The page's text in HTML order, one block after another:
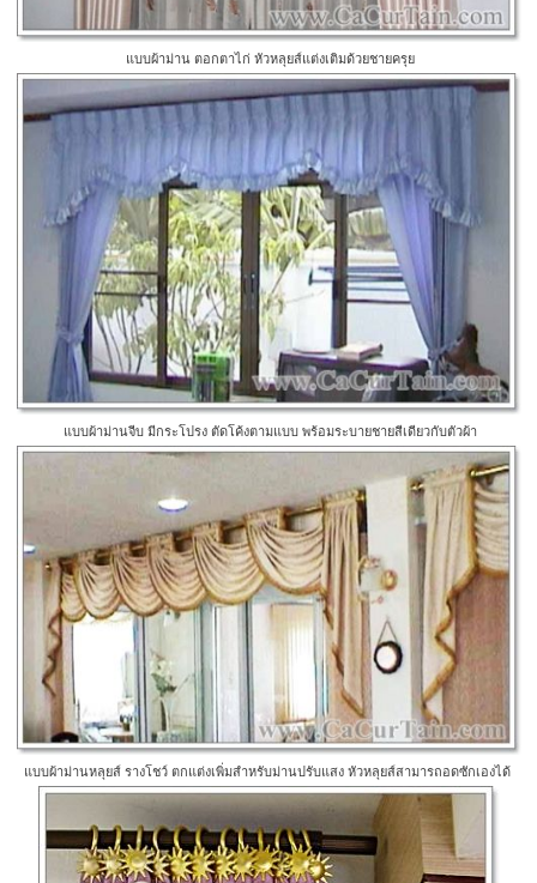
แบบผ้าม่าน ตอกตาไก่ หัวหลุยส์แต่งเติมด้วยชายครุย
แบบผ้าม่านจีบ มีกระโปรง ตัดโค้งตามแบบ พร้อมระบายชายสีเดียวกับตัวผ้า
แบบผ้าม่านหลุยส์ รางโชว์ ตกแต่งเพิ่มสำหรับม่านปรับแสง หัวหลุยส์สามารถอดซักเองได้